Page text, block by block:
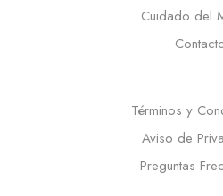
Cuidado del
Términos y
Aviso de
Preguntas